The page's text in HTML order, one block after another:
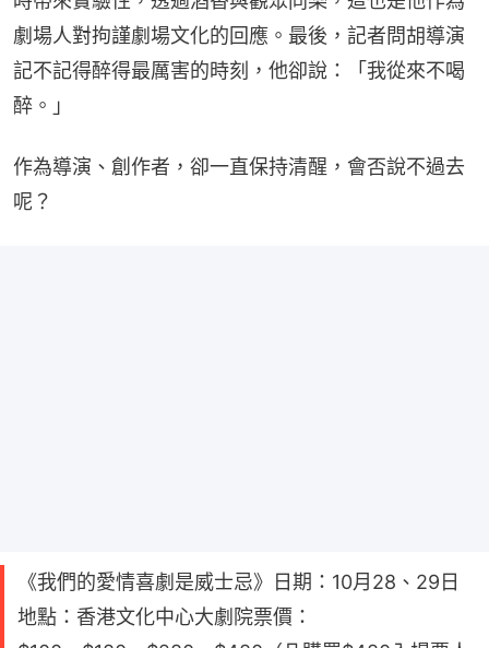
劇場人對拘謹劇場文化的回應。最後，記者問胡導演
記不記得醉得最厲害的時刻，他卻說：「我從來不喝
醉。」
作為導演、創作者，卻一直保持清醒，會否說不過去
呢？
《我們的愛情喜劇是威士忌》日期：10月28、29日
地點：香港文化中心大劇院票價：